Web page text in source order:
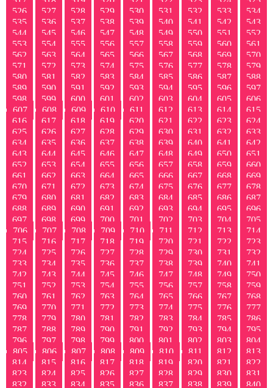
526
527 528 529 530 531 532 533
534
535
536 537 538 539 540 541 542
543
544
545 546 547 548 549 550 551
552
553
554 555 556 557 558 559 560
561
562
563 564 565 566 567 568 569
570
571
572 573 574 575 576 577 578
579
580
581 582 583 584 585 586 587
588
589
590 591 592 593 594 595 596
597
598
599 600 601 602 603 604 605
606
607
608 609 610 611 612 613 614
615
616
617 618 619 620 621 622 623
624
625
626 627 628 629 630 631 632
633
634
635 636 637 638 639 640 641
642
643
644 645 646 647 648 649 650
651
652
653 654 655 656 657 658 659
660
661
662 663 664 665 666 667 668
669
670
671 672 673 674 675 676 677
678
679
680 681 682 683 684 685 686
687
688
689 690 691 692 693 694 695
696
697
698 699 700 701 702 703 704
705
706
707 708 709 710 711 712 713
714
715
716 717 718 719 720 721 722
723
724
725 726 727 728 729 730 731
732
733
734 735 736 737 738 739 740
741
742
743 744 745 746 747 748 749
750
751
752 753 754 755 756 757 758
759
760
761 762 763 764 765 766 767
768
769
770 771 772 773 774 775 776
777
778
779 780 781 782 783 784 785
786
787
788 789 790 791 792 793 794
795
796
797 798 799 800 801 802 803
804
805
806 807 808 809 810 811 812
813
814
815 816 817 818 819 820 821
822
823
824 825 826 827 828 829 830
831
832
833 834 835 836 837 838 839
840